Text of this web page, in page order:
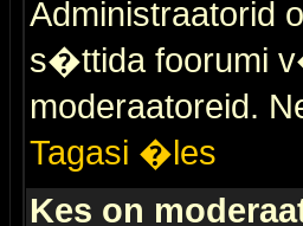
Administraatorid
s�ttida foorumi
moderaatoreid.
Tagasi �les
Kes on